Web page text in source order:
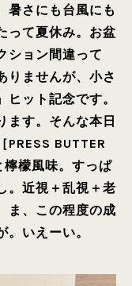
暑さにも台風にも
って夏休み。お盆
ション間違って
りませんが、小さ
ット記念です。
ます。そんな本日
BUTTER
檸檬風味。すっぱ
。近視＋乱視＋老
ま、この程度の成
いえーい。